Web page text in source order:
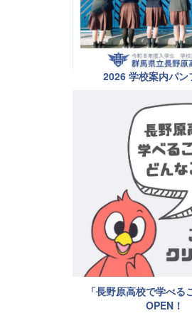
2026 学校案内パン
「長野原高校で学べる
OPEN！